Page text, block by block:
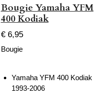
Bougie Yamaha YFM
400 Kodiak
€ 6,95
Bougie
Yamaha YFM 400 Kodiak
1993-2006